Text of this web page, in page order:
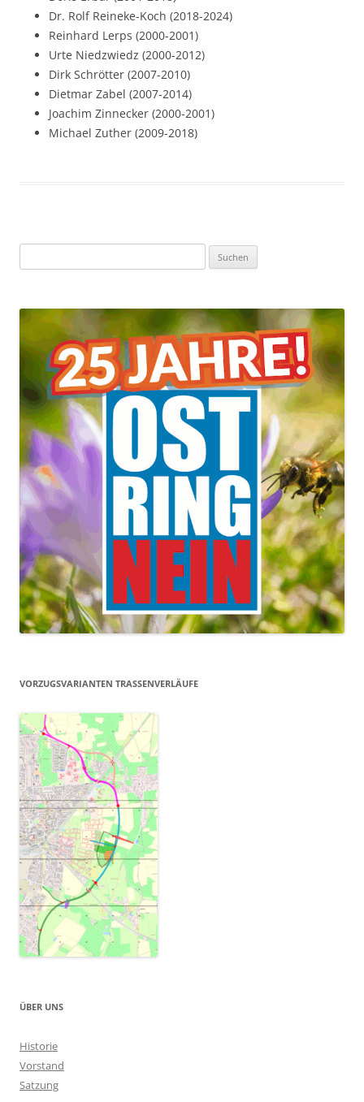
Dr. Rolf Reineke-Koch (2018-2024)
Reinhard Lerps (2000-2001)
Urte Niedzwiedz (2000-2012)
Dirk Schrötter (2007-2010)
Dietmar Zabel (2007-2014)
Joachim Zinnecker (2000-2001)
Michael Zuther (2009-2018)
nach:
VORZUGSVARIANTEN TRASSENVERLÄUFE
ÜBER UNS
Historie
Vorstand
Satzung